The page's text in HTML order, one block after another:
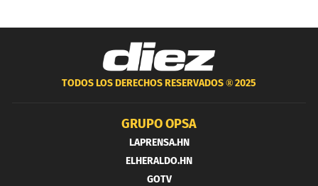
TODOS LOS DERECHOS RESERVADOS ®2025
GRUPO OPSA
LAPRENSA.HN
ELHERALDO.HN
GOTV